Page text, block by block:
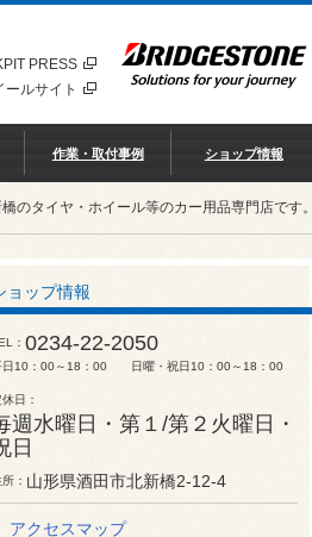
PRESS
ルサイト
作業・取付事例 ショップ情報
のタイヤ・ホイール等のカー用品専門店です。
ョップ情報
0234-22-2050
日10：00～18：00 日曜・祝日10：00～18：00
日
週水曜日・第１/第２火曜日・
日
所 山形県酒田市北新橋2-12-4
アクセスマップ